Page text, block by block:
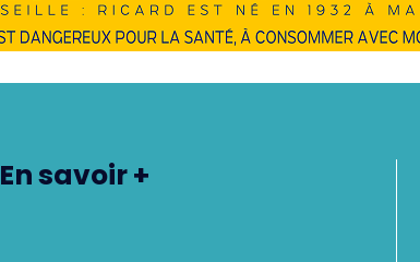
En savoir +